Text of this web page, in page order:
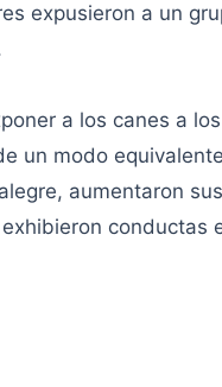
expusieron a un
a los canes a
un modo
aumentaron
conductas